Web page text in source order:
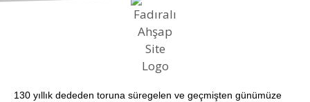
130 yıllık dededen toruna süregelen ve geçmişten günümüze